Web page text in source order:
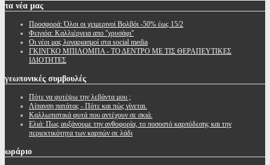
τα νέα μας
Προσφορά: Όλοι οι χειμερινοί Βολβόι -50% έως 15/2
Φειγιόα: Καλλιέργεια απο ''χρυσάφι''
Oι νέοι μας λογαριασμοί στα social media
ΓΚΙΝΓΚΟ ΜΠΙΛΟΜΠΑ - ΤΟ ΔΕΝΤΡΟ ΜΕ ΤΙΣ ΘΕΡΑΠΕΥΤΙΚΕΣ
ΙΔΙΟΤΗΤΕΣ
γεωπονικές συμβουλές
Πότε να φυτέψω την λεβάντα μου ;
Λίπανση πατάτας - Πότε και πώς γίνεται.
Καλλωπιστικά φυτά που αντέχουν σε σκιά.
Ελιά: Πως αυξάνουμε την ανθοφορία, το ποσοστό καρπόδεσης και την
περιεκτικότητα των καρπών σε λάδι
ωράριο